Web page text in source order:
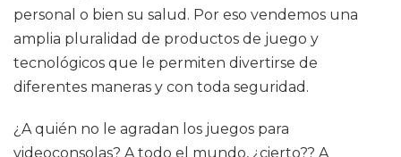
personal o bien su salud. Por eso vendemos una
amplia pluralidad de productos de juego y
tecnológicos que le permiten divertirse de
diferentes maneras y con toda seguridad.
¿A quién no le agradan los juegos para
videoconsolas? A todo el mundo, ¿cierto?? A